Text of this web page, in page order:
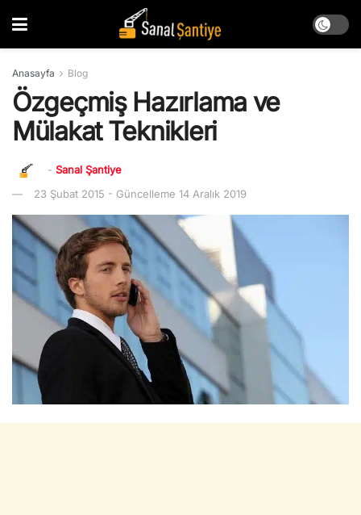
Anasayfa Blog
Özgeçmiş Hazırlama ve
Mülakat Teknikleri
- Sanal Şantiye
23 Şubat 2015 - Güncelleme 14 Aralık 2019